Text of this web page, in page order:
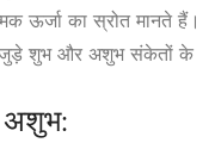
ऊर्जा का स्रोत मानते हैं।
जुड़े शुभ और अशुभ संकेतों के
अशुभ: